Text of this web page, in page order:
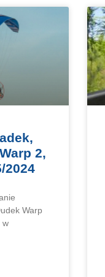
2,
2024
Warp
w